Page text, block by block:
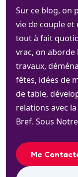
Sur ce blog, on
vie de couple et
tout à fait
vrac, on aborde
travaux,
fêtes, idées de
de table,
relations avec
Bref. Sous
Me